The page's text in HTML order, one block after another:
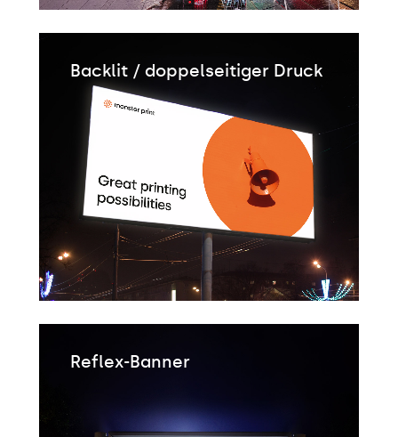
Backlit / doppelseitiger Druck
Reflex-Banner